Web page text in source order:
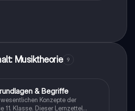
der Musiktheorie und -praxis.
Musiktheorie 9
& Begriffe
Konzepte der
11. Klasse. Dieser Lernzettel